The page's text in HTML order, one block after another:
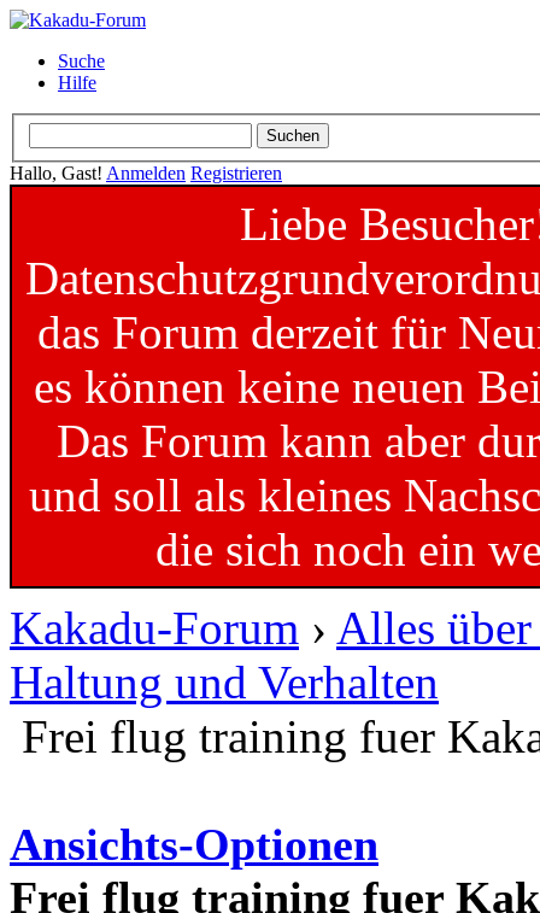
Suche
Hilfe
Hallo, Gast! Anmelden Registrieren
Liebe
das Forum derzeit für
es können keine neuen
Das Forum kann aber
und soll als kleines
die sich noch ein
Kakadu-Forum › Alles
Haltung und Verhalten
Frei flug training fuer
Ansichts-Optionen
Frei flug training fuer